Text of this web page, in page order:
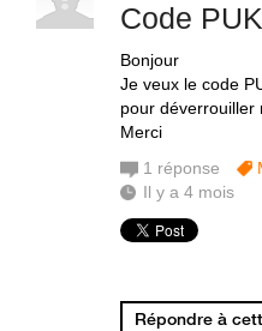
Code
Bonjour
Je veux le code
pour déverrouiller
Merci
1 réponse
Il y a 4 mois
Répondre à